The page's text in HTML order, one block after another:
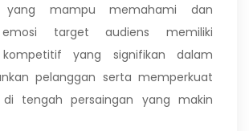
yang mampu memahami dan
target audiens memiliki
kompetitif yang signifikan dalam
pelanggan serta memperkuat
tengah persaingan yang makin